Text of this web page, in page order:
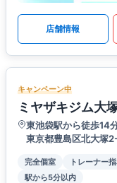
店舗情報
キャンペーン中
ミヤザキジム大
東池袋駅から徒歩14
東京都豊島区北大塚
完全個室 トレーナー
駅から5分以内